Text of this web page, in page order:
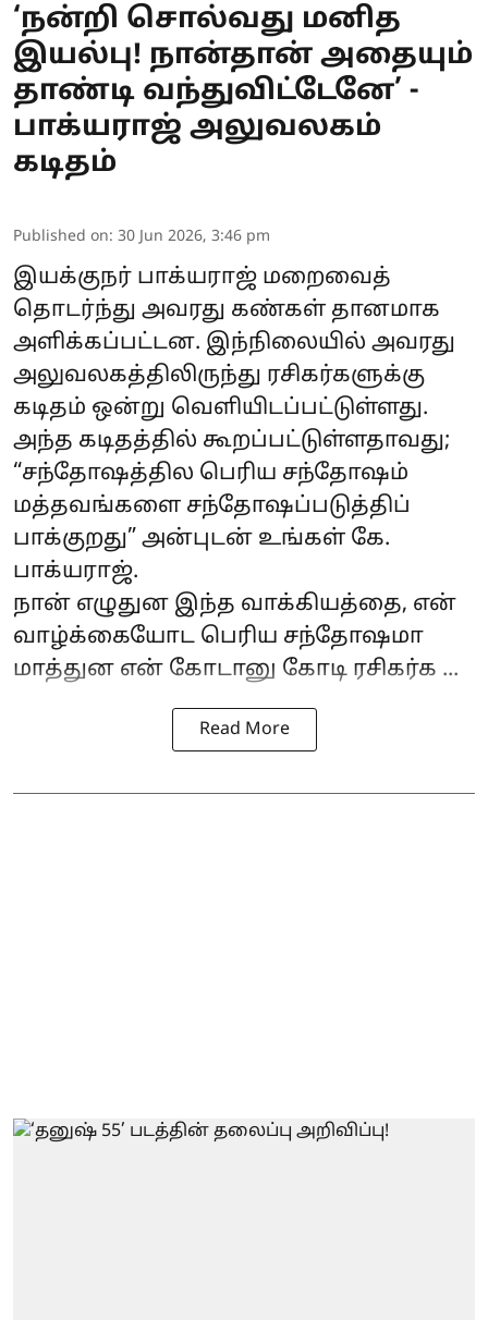
‘நன்றி சொல்வது மனித
இயல்பு! நான்தான் அதையும்
தாண்டி வந்துவிட்டேனே’ -
பாக்யராஜ் அலுவலகம்
கடிதம்
Published on: 30 Jun 2026, 3:46 pm
இயக்குநர் பாக்யராஜ் மறைவைத்
தொடர்ந்து அவரது கண்கள் தானமாக
அளிக்கப்பட்டன. இந்நிலையில் அவரது
அலுவலகத்திலிருந்து ரசிகர்களுக்கு
கடிதம் ஒன்று வெளியிடப்பட்டுள்ளது.
அந்த கடிதத்தில் கூறப்பட்டுள்ளதாவது;
“சந்தோஷத்தில பெரிய சந்தோஷம்
மத்தவங்களை சந்தோஷப்படுத்திப்
பாக்குறது” அன்புடன் உங்கள் கே.
பாக்யராஜ்.
நான் எழுதுன இந்த வாக்கியத்தை, என்
வாழ்க்கையோட பெரிய சந்தோஷமா
மாத்துன என் கோடானு கோடி ரசிகர்க ...
Read More